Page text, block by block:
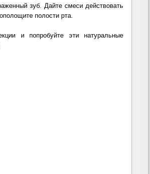
зуб. Дайте смеси действовать
полости рта.
и попробуйте эти натуральные